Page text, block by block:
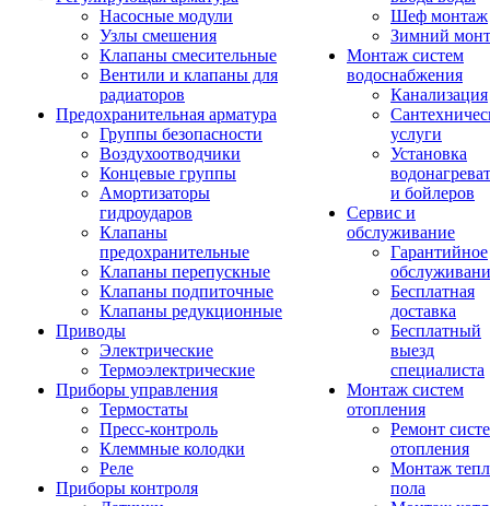
Насосные модули
Узлы смешения
Клапаны смесительные
Вентили и клапаны для
радиаторов
Предохранительная арматура
Группы безопасности
Воздухоотводчики
Концевые группы
Амортизаторы
гидроударов
Клапаны
предохранительные
Клапаны перепускные
Клапаны подпиточные
Клапаны редукционные
Приводы
Электрические
Термоэлектрические
Приборы управления
Термостаты
Пресс-контроль
Клеммные колодки
Реле
Приборы контроля
Шеф монтаж
Зимний
Монтаж систем
водоснабжения
Канализация
услуги
Установка
и бойлеров
Сервис и
обслуживание
Гарантийное
Бесплатная
доставка
Бесплатный
выезд
специалиста
Монтаж систем
отопления
Ремонт
отопления
Монтаж
пола